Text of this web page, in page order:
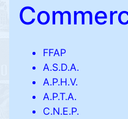
FFAP
A.S.D.A.
A.P.H.V.
A.P.T.A.
C.N.E.P.